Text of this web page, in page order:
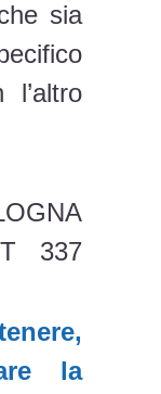
sia
337
la